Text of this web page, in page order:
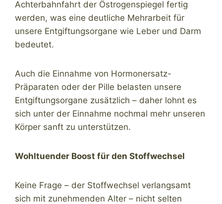
Achterbahnfahrt der Östrogenspiegel fertig
werden, was eine deutliche Mehrarbeit für
unsere Entgiftungsorgane wie Leber und Darm
bedeutet.
Auch die Einnahme von Hormonersatz-
Präparaten oder der Pille belasten unsere
Entgiftungsorgane zusätzlich – daher lohnt es
sich unter der Einnahme nochmal mehr unseren
Körper sanft zu unterstützen.
Wohltuender Boost für den Stoffwechsel
Keine Frage – der Stoffwechsel verlangsamt
sich mit zunehmenden Alter – nicht selten